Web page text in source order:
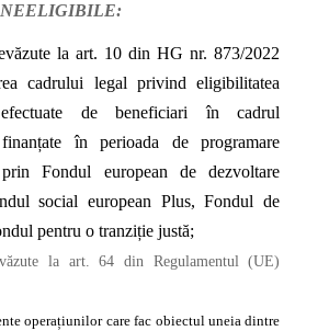
la art. 10 din HG nr. 873/2022
cadrului legal privind eligibilitatea
de beneficiari în cadrul
în perioada de programare
Fondul european de dezvoltare
social european Plus, Fondul de
pentru o tranziție justă;
la art. 64 din Regulamentul (UE)
operațiunilor care fac obiectul uneia dintre